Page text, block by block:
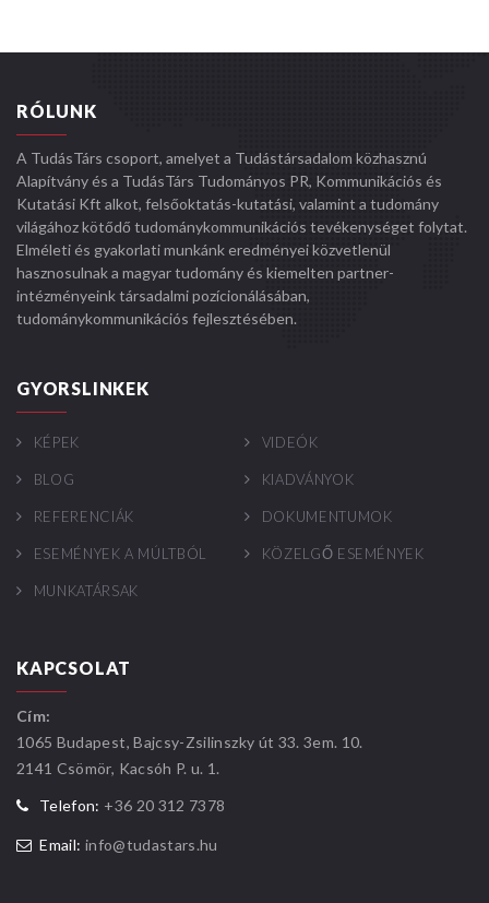
RÓLUNK
A TudásTárs csoport, amelyet a Tudástársadalom közhasznú
Alapítvány és a TudásTárs Tudományos PR, Kommunikációs és
Kutatási Kft alkot, felsőoktatás-kutatási, valamint a tudomány
világához kötődő tudománykommunikációs tevékenységet folytat.
Elméleti és gyakorlati munkánk eredményei közvetlenül
hasznosulnak a magyar tudomány és kiemelten partner-
intézményeink társadalmi pozícionálásában,
tudománykommunikációs fejlesztésében.
GYORSLINKEK
KÉPEK VIDEÓK
BLOG KIADVÁNYOK
REFERENCIÁK DOKUMENTUMOK
ESEMÉNYEK A MÚLTBÓL KÖZELGŐ ESEMÉNYEK
MUNKATÁRSAK
KAPCSOLAT
Cím:
1065 Budapest, Bajcsy-Zsilinszky út 33. 3em. 10.
2141 Csömör, Kacsóh P. u. 1.
Telefon: +36 20 312 7378
Email: info@tudastars.hu